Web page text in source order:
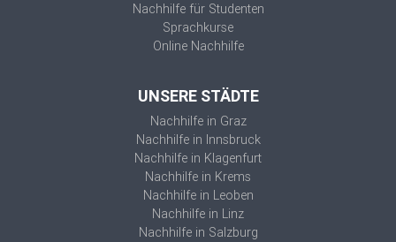
Nachhilfe für Studenten
Sprachkurse
Online Nachhilfe
UNSERE STÄDTE
Nachhilfe in Graz
Nachhilfe in Innsbruck
Nachhilfe in Klagenfurt
Nachhilfe in Krems
Nachhilfe in Leoben
Nachhilfe in Linz
Nachhilfe in Salzburg